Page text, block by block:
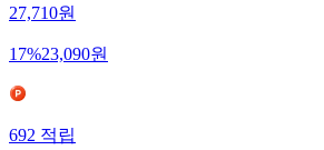
27,710원
17%23,090원